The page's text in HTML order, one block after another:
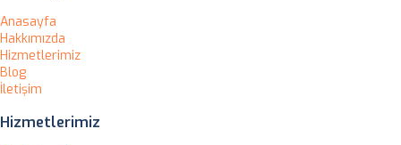
Anasayfa
Hakkımızda
Hizmetlerimiz
Blog
İletişim
Hizmetlerimiz